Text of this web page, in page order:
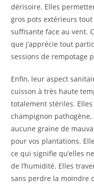
dérisoire. Elles
gros pots extérieurs
suffisante face au vent.
que j’apprécie tout
sessions de rempotage
Enfin, leur aspect
cuisson à très haute
totalement stériles.
champignon
aucune graine de
pour vos plantations.
ce qui signifie qu’elles
de l’humidité. Elles
sans perdre la moindre